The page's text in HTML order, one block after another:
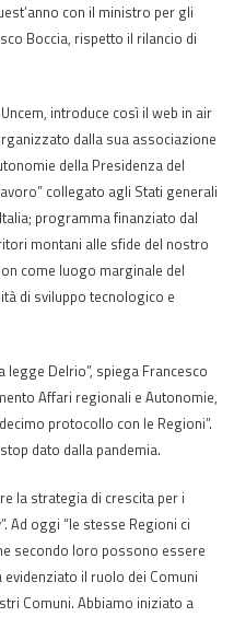
con il ministro per gli
Boccia, rispetto il rilancio di
introduce così il web in air
dalla sua associazione
della Presidenza del
collegato agli Stati generali
programma finanziato dal
montani alle sfide del nostro
come luogo marginale del
di sviluppo tecnologico e
legge Delrio”, spiega Francesco
Affari regionali e Autonomie,
protocollo con le Regioni”.
dato dalla pandemia.
la strategia di crescita per i
Ad oggi “le stesse Regioni ci
secondo loro possono essere
evidenziato il ruolo dei Comuni
Comuni. Abbiamo iniziato a